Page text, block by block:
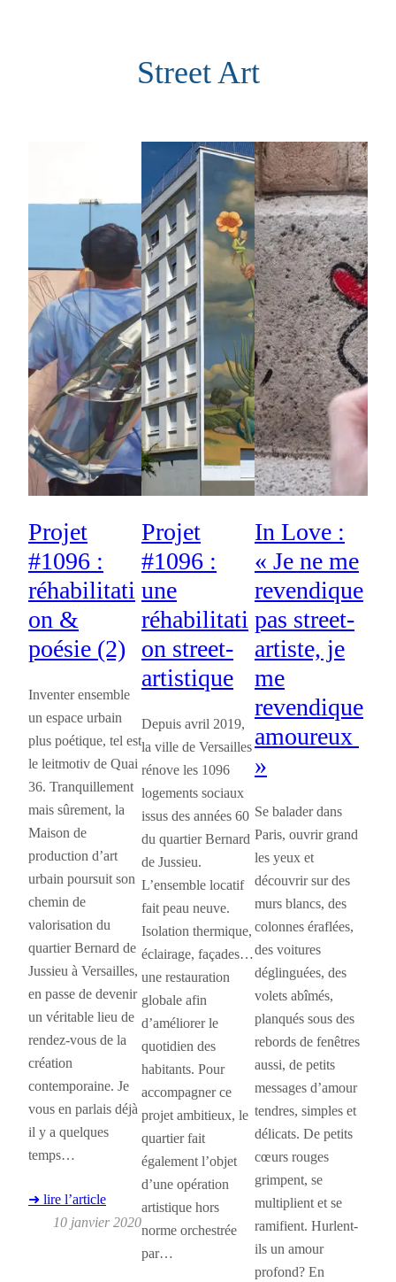
Street Art
Projet
#1096 :
réhabilitati
on &
poésie (2)
Inventer ensemble
un espace urbain
plus poétique, tel est
le leitmotiv de Quai
36. Tranquillement
mais sûrement, la
Maison de
production d’art
urbain poursuit son
chemin de
valorisation du
quartier Bernard de
Jussieu à Versailles,
en passe de devenir
un véritable lieu de
rendez-vous de la
création
contemporaine. Je
vous en parlais déjà
il y a quelques
temps…
➜ lire l’article
10 janvier 2020
Projet
#1096 :
une
réhabilitati
on street-
artistique
Depuis avril 2019,
la ville de Versailles
rénove les 1096
logements sociaux
issus des années 60
du quartier Bernard
de Jussieu.
L’ensemble locatif
fait peau neuve.
Isolation thermique,
éclairage, façades…
une restauration
globale afin
d’améliorer le
quotidien des
habitants. Pour
accompagner ce
projet ambitieux, le
quartier fait
également l’objet
d’une opération
artistique hors
norme orchestrée
par…
In Love :
« Je ne me
revendique
pas street-
artiste, je
me
revendique
amoureux
»
Se balader dans
Paris, ouvrir grand
les yeux et
découvrir sur des
murs blancs, des
colonnes éraflées,
des voitures
déglinguées, des
volets abîmés,
planqués sous des
rebords de fenêtres
aussi, de petits
messages d’amour
tendres, simples et
délicats. De petits
cœurs rouges
grimpent, se
multiplient et se
ramifient. Hurlent-
ils un amour
profond? En